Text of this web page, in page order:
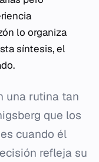
lo organiza
síntesis, el
una rutina tan
que los
cuando él
refleja su